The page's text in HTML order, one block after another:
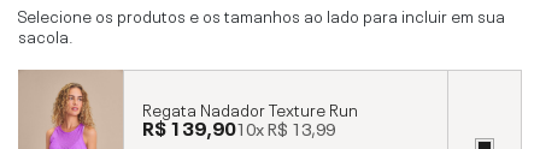
Selecione os produtos e os tamanhos ao lado para incluir em sua
sacola.
Regata Nadador Texture Run
R$ 139,9010xR$ 13,99